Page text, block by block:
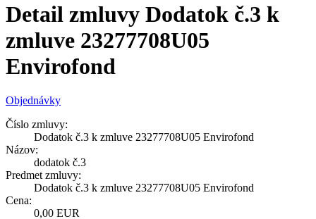
Detail zmluvy Dodatok č.3 k
zmluve 23277708U05
Envirofond
Objednávky
Číslo zmluvy:
Dodatok č.3 k zmluve 23277708U05 Envirofond
Názov:
dodatok č.3
Predmet zmluvy:
Dodatok č.3 k zmluve 23277708U05 Envirofond
Cena:
0,00 EUR